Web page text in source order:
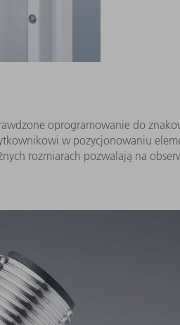
oprogramowanie do
w pozycjonowaniu
rozmiarach pozwalają na